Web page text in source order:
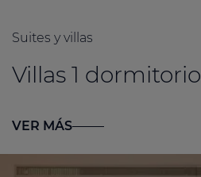
Suites y villas
Villas 1 dormitorio
VER MÁS